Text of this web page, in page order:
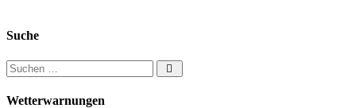
Suche
Suchen nach:
Wetterwarnungen